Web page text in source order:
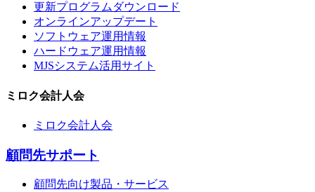
更新プログラムダウンロード
オンラインアップデート
ソフトウェア運用情報
ハードウェア運用情報
MJSシステム活用サイト
ミロク会計人会
ミロク会計人会
顧問先サポート
顧問先向け製品・サービス